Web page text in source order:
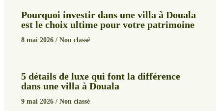
Pourquoi investir dans une villa à Douala
est le choix ultime pour votre patrimoine
8 mai 2026 / Non classé
5 détails de luxe qui font la différence
dans une villa à Douala
9 mai 2026 / Non classé